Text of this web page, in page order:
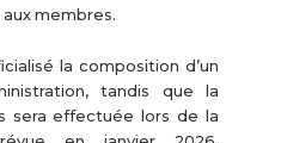
membres.
la composition d’un
tandis que la
sera effectuée lors de la